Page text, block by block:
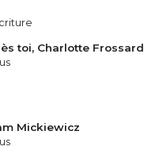
toi, Charlotte Frossard
Mickiewicz